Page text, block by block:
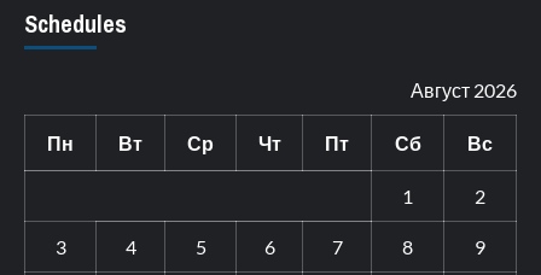
Schedules
Август 2026
Пн Вт Ср Чт Пт Сб Вс
1 2
3 4 5 6 7 8 9